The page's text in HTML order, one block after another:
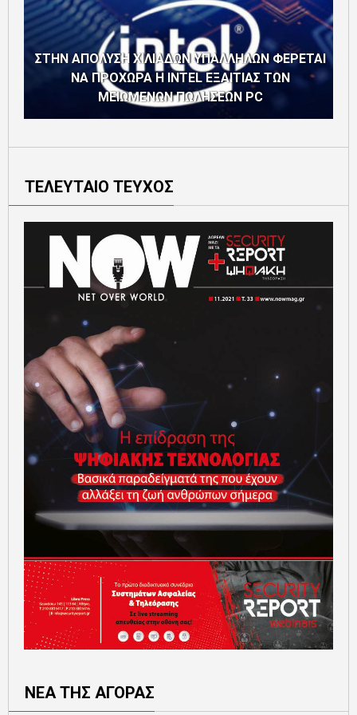
ΣΤΗΝ ΑΠΟΛΥΣΗ ΧΙΛΙΑΔΩΝ ΥΠΑΛΛΗΛΩΝ ΦΕΡΕΤΑΙ
ΝΑ ΠΡΟΧΩΡΑ Η INTEL ΕΞΑΙΤΙΑΣ ΤΩΝ
ΜΕΙΩΜΕΝΩΝ ΠΩΛΗΣΕΩΝ PC
ΤΕΛΕΥΤΑΙΟ ΤΕΥΧΟΣ
ΝΕΑ ΤΗΣ ΑΓΟΡΑΣ